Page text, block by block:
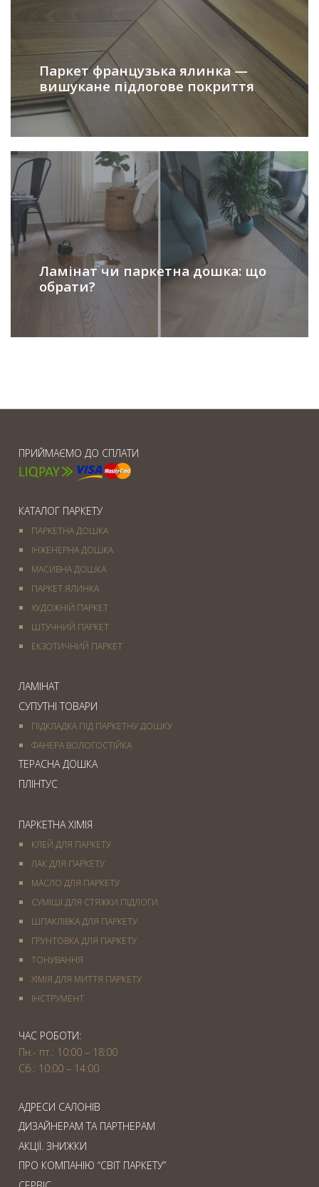
Паркет французька ялинка —
вишукане підлогове покриття
Ламінат чи паркетна дошка: що
обрати?
ПРИЙМАЄМО ДО СПЛАТИ
КАТАЛОГ ПАРКЕТУ
ПАРКЕТНА ДОШКА
ІНЖЕНЕРНА ДОШКА
МАСИВНА ДОШКА
ПАРКЕТ ЯЛИНКА
ХУДОЖНІЙ ПАРКЕТ
ШТУЧНИЙ ПАРКЕТ
ЕКЗОТИЧНИЙ ПАРКЕТ
ЛАМІНАТ
СУПУТНІ ТОВАРИ
ПІДКЛАДКА ПІД ПАРКЕТНУ ДОШКУ
ФАНЕРА ВОЛОГОСТІЙКА
ТЕРАСНА ДОШКА
ПЛІНТУС
ПАРКЕТНА ХІМІЯ
КЛЕЙ ДЛЯ ПАРКЕТУ
ЛАК ДЛЯ ПАРКЕТУ
МАСЛО ДЛЯ ПАРКЕТУ
СУМІШІ ДЛЯ СТЯЖКИ ПІДЛОГИ
ШПАКЛІВКА ДЛЯ ПАРКЕТУ
ГРУНТОВКА ДЛЯ ПАРКЕТУ
ТОНУВАННЯ
ХІМІЯ ДЛЯ МИТТЯ ПАРКЕТУ
IНСТРУМЕНТ
ЧАС РОБОТИ:
Пн.- пт.: 10:00 – 18:00
Сб.: 10:00 – 14:00
АДРЕСИ САЛОНІВ
ДИЗАЙНЕРАМ ТА ПАРТНЕРАМ
АКЦІЇ. ЗНИЖКИ
ПРО КОМПАНІЮ “СВІТ ПАРКЕТУ”